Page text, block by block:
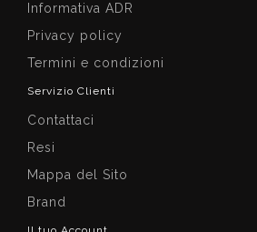
Informativa ADR
Privacy policy
Termini e condizioni
Servizio Clienti
Contattaci
Resi
Mappa del Sito
Brand